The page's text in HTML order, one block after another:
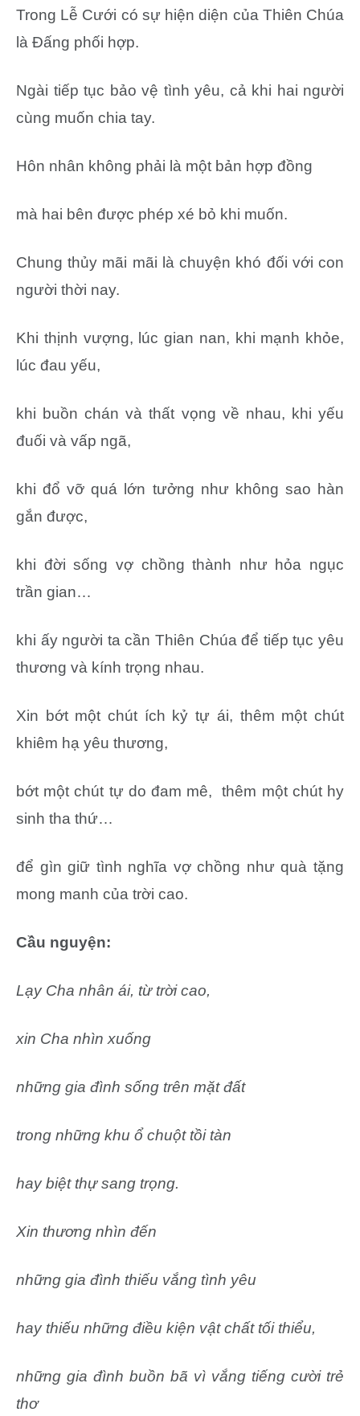
Trong Lễ Cưới có sự hiện diện của Thiên Chúa
là Đấng phối hợp.
Ngài tiếp tục bảo vệ tình yêu, cả khi hai người
cùng muốn chia tay.
Hôn nhân không phải là một bản hợp đồng
mà hai bên được phép xé bỏ khi muốn.
Chung thủy mãi mãi là chuyện khó đối với con
người thời nay.
Khi thịnh vượng, lúc gian nan, khi mạnh khỏe,
lúc đau yếu,
khi buồn chán và thất vọng về nhau, khi yếu
đuối và vấp ngã,
khi đổ vỡ quá lớn tưởng như không sao hàn
gắn được,
khi đời sống vợ chồng thành như hỏa ngục
trần gian…
khi ấy người ta cần Thiên Chúa để tiếp tục yêu
thương và kính trọng nhau.
Xin bớt một chút ích kỷ tự ái, thêm một chút
khiêm hạ yêu thương,
bớt một chút tự do đam mê, thêm một chút hy
sinh tha thứ…
để gìn giữ tình nghĩa vợ chồng như quà tặng
mong manh của trời cao.
Cầu nguyện:
Lạy Cha nhân ái, từ trời cao,
xin Cha nhìn xuống
những gia đình sống trên mặt đất
trong những khu ổ chuột tồi tàn
hay biệt thự sang trọng.
Xin thương nhìn đến
những gia đình thiếu vắng tình yêu
hay thiếu những điều kiện vật chất tối thiểu,
những gia đình buồn bã vì vắng tiếng cười trẻ
thơ